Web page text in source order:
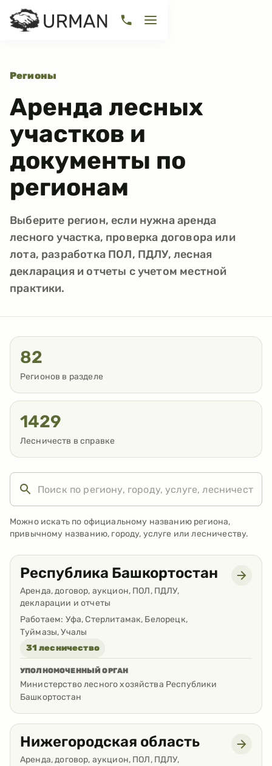
Регионы
Аренда лесных
участков и
документы по
регионам
Выберите регион, если нужна аренда
лесного участка, проверка договора или
лота, разработка ПОЛ, ПДЛУ, лесная
декларация и отчеты с учетом местной
практики.
82
Регионов в разделе
1429
Лесничеств в справке
Можно искать по официальному названию региона,
привычному названию, городу, услуге или лесничеству.
Республика Башкортостан
Аренда, договор, аукцион, ПОЛ, ПДЛУ,
декларации и отчеты
Работаем: Уфа, Стерлитамак, Белорецк,
Туймазы, Учалы
31 лесничество
УПОЛНОМОЧЕННЫЙ ОРГАН
Министерство лесного хозяйства Республики
Башкортостан
Нижегородская область
Аренда, договор, аукцион, ПОЛ, ПДЛУ,